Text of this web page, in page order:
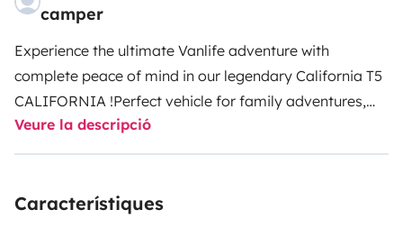
camper
Experience the ultimate Vanlife adventure with
complete peace of mind in our legendary California T5
CALIFORNIA !Perfect vehicle for family adventures,
trips with friends, or romantic getaways. Its compact
size gives you all the advantages of a motorhome
height (parking access), drives like a sedan with
Veure la descripció
Característiques